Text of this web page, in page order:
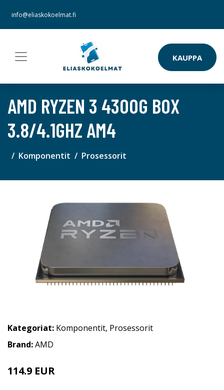
info@eliaskokoelmat.fi
KAUPPA
AMD RYZEN 3 4300G BOX
3.8/4.1GHZ AM4
Komponentit Prosessorit
Kategoriat: Komponentit, Prosessorit
Brand:AMD
114.9 EUR